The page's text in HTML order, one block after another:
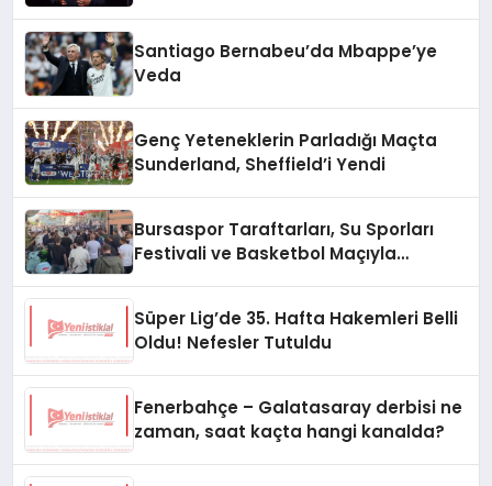
Santiago Bernabeu’da Mbappe’ye
Veda
Genç Yeteneklerin Parladığı Maçta
Sunderland, Sheffield’i Yendi
Bursaspor Taraftarları, Su Sporları
Festivali ve Basketbol Maçıyla
Süper Lig’de 35. Hafta Hakemleri Belli
Oldu! Nefesler Tutuldu
Fenerbahçe – Galatasaray derbisi ne
zaman, saat kaçta hangi kanalda?